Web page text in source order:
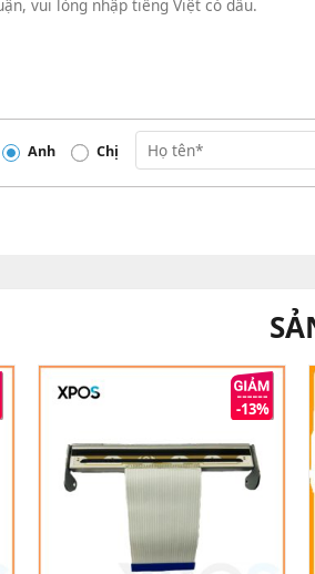
Anh Chị
-13%